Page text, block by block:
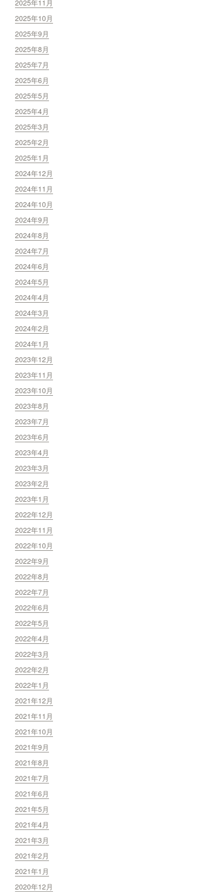
2025年11月
2025年10月
2025年9月
2025年8月
2025年7月
2025年6月
2025年5月
2025年4月
2025年3月
2025年2月
2025年1月
2024年12月
2024年11月
2024年10月
2024年9月
2024年8月
2024年7月
2024年6月
2024年5月
2024年4月
2024年3月
2024年2月
2024年1月
2023年12月
2023年11月
2023年10月
2023年8月
2023年7月
2023年6月
2023年4月
2023年3月
2023年2月
2023年1月
2022年12月
2022年11月
2022年10月
2022年9月
2022年8月
2022年7月
2022年6月
2022年5月
2022年4月
2022年3月
2022年2月
2022年1月
2021年12月
2021年11月
2021年10月
2021年9月
2021年8月
2021年7月
2021年6月
2021年5月
2021年4月
2021年3月
2021年2月
2021年1月
2020年12月